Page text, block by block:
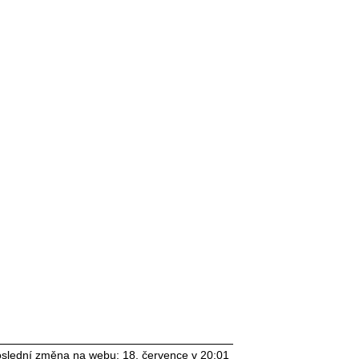
změna na webu: 18. července v 20:01